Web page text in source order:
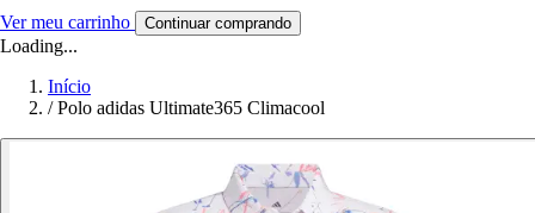
Ver meu carrinho Continuar comprando
Loading...
Início
/ Polo adidas Ultimate365 Climacool